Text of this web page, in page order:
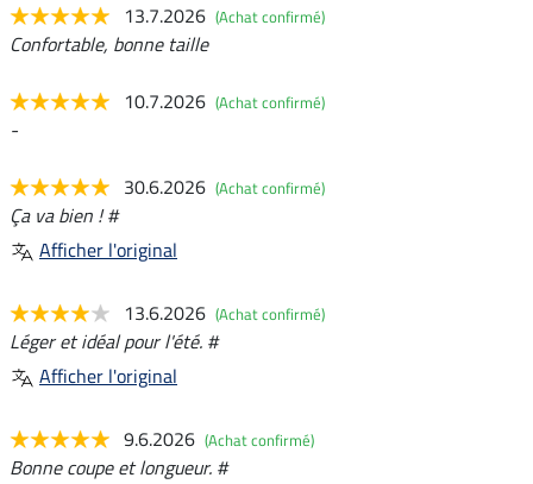
13.7.2026 (Achat confirmé)
Confortable, bonne taille
10.7.2026 (Achat confirmé)
-
30.6.2026 (Achat confirmé)
Ça va bien ! #
Afficher l'original
13.6.2026 (Achat confirmé)
Léger et idéal pour l'été. #
Afficher l'original
9.6.2026 (Achat confirmé)
Bonne coupe et longueur. #